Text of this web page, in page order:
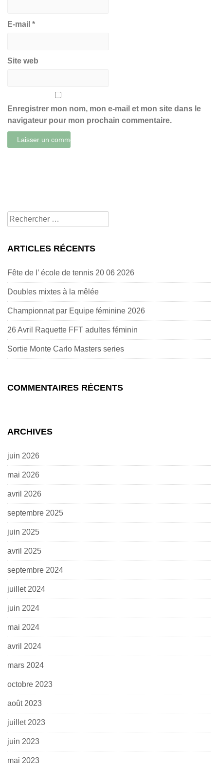
E-mail *
Site web
Enregistrer mon nom, mon e-mail et mon site dans le
navigateur pour mon prochain commentaire.
Rechercher
pour:
ARTICLES RÉCENTS
Fête de l’ école de tennis 20 06 2026
Doubles mixtes à la mêlée
Championnat par Equipe féminine 2026
26 Avril Raquette FFT adultes féminin
Sortie Monte Carlo Masters series
COMMENTAIRES RÉCENTS
ARCHIVES
juin 2026
mai 2026
avril 2026
septembre 2025
juin 2025
avril 2025
septembre 2024
juillet 2024
juin 2024
mai 2024
avril 2024
mars 2024
octobre 2023
août 2023
juillet 2023
juin 2023
mai 2023